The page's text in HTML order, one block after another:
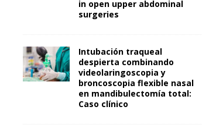
in open upper abdominal
surgeries
Intubación traqueal
despierta combinando
videolaringoscopia y
broncoscopia flexible nasal
en mandibulectomía total:
Caso clínico